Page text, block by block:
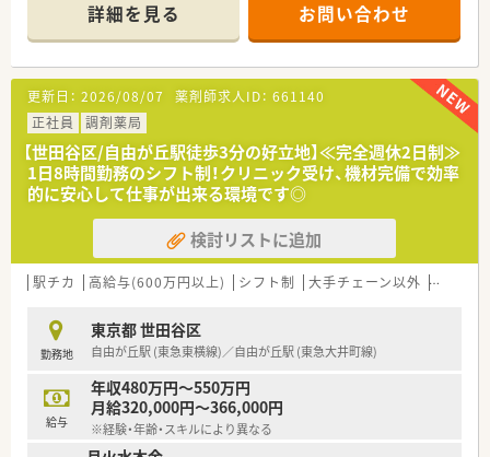
■病院での勤務経験を活かし、チームワークを大切にしながら、
患者様に寄り添った丁寧な服薬指導を行っている方が多いで
【店舗情報と応需状況について】
■最寄り駅である各線の名古屋駅から徒歩1分という、非常にア
クセスの良い立地にあり毎日の通勤負担を軽減できます。
■精神科や心療内科をはじめ皮膚科や婦人科など幅広い科目を
応需しており、1日30枚から80枚程度の処方箋を受け付けており
ます。
■薬剤師は常勤1名から3名が勤務する体制を整えており、医療
事務スタッフとしっかりと連携しながら業務を進めておりま
す。
【法人特徴について】
■病院経営のコンサルティングを事業の基盤としており、医療分
野において多角的に展開している非常に安定した企業です。
■何もないところから新しい価値を創造するという理念のもと
■現在は全国的に調剤薬局の展開を計画しており、今後の事業拡
大が大きく期待されている成長フェーズの法人となります。
【こんな方にオススメ】
■年間休日120日以上かつ完全週休2日制でしっかり休めるた
め、ワークライフバランスを重視して無理なく長く働きたい方に
最適です。
詳細を見る お問い合わせ
更新日： 2026/08/07 薬剤師求人ID： 661140
正社員
調剤薬局
【世田谷区/自由が丘駅徒歩3分の好立地】≪完全週休2日制≫
1日8時間勤務のシフト制！クリニック受け、機材完備で効率
的に安心して仕事が出来る環境です◎
検討リストに追加
駅チカ 高給与(600万円以上) シフト制 大手チェーン以外 高収入
勤務地
東京都 世田谷区
自由が丘駅 (東急東横線)／自由が丘駅 (東急大井町線)
給与
年収480万円～550万円
月給320,000円～366,000円
※経験・年齢・スキルにより異なる